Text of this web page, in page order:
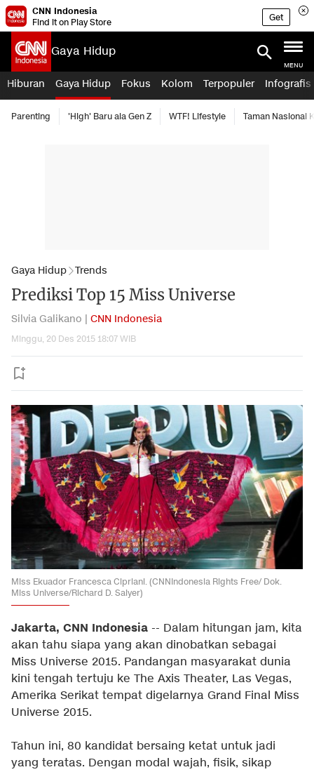
CNN Indonesia
Find it on Play Store
Get
Gaya Hidup
MENU
Hiburan Gaya Hidup Fokus Kolom Terpopuler Infografis
Parenting 'High' Baru ala Gen Z WTF! Lifestyle Taman Nasional
Gaya Hidup Trends
Prediksi Top 15 Miss Universe
Silvia Galikano | CNN Indonesia
Minggu, 20 Des 2015 18:07 WIB
Miss Ekuador Francesca Cipriani. (CNNIndonesia Rights Free/ Dok.
Miss Universe/Richard D. Salyer)
Jakarta, CNN Indonesia -- Dalam hitungan jam, kita
akan tahu siapa yang akan dinobatkan sebagai
Miss Universe 2015. Pandangan masyarakat dunia
kini tengah tertuju ke The Axis Theater, Las Vegas,
Amerika Serikat tempat digelarnya Grand Final Miss
Universe 2015.
Tahun ini, 80 kandidat bersaing ketat untuk jadi
yang teratas. Dengan modal wajah, fisik, sikap